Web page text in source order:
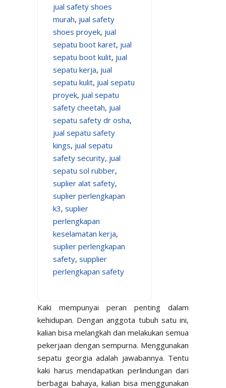
jual safety shoes
murah, jual safety
shoes proyek, jual
sepatu boot karet, jual
sepatu boot kulit, jual
sepatu kerja, jual
sepatu kulit, jual sepatu
proyek, jual sepatu
safety cheetah, jual
sepatu safety dr osha,
jual sepatu safety
kings, jual sepatu
safety security, jual
sepatu sol rubber,
suplier alat safety,
suplier perlengkapan
k3, suplier
perlengkapan
keselamatan kerja,
suplier perlengkapan
safety, supplier
perlengkapan safety
Kaki mempunyai peran penting dalam
kehidupan. Dengan anggota tubuh satu ini,
kalian bisa melangkah dan melakukan semua
pekerjaan dengan sempurna. Menggunakan
sepatu georgia adalah jawabannya. Tentu
kaki harus mendapatkan perlindungan dari
berbagai bahaya, kalian bisa menggunakan